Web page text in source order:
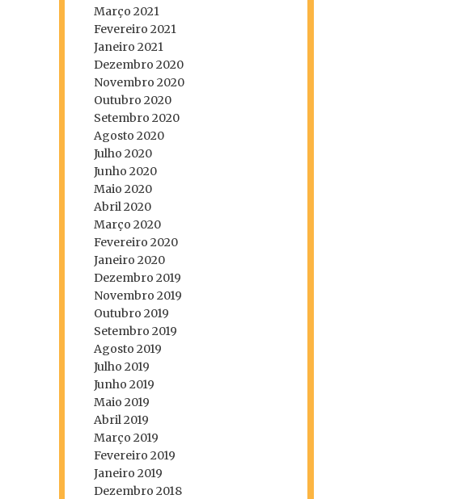
Março 2021
Fevereiro 2021
Janeiro 2021
Dezembro 2020
Novembro 2020
Outubro 2020
Setembro 2020
Agosto 2020
Julho 2020
Junho 2020
Maio 2020
Abril 2020
Março 2020
Fevereiro 2020
Janeiro 2020
Dezembro 2019
Novembro 2019
Outubro 2019
Setembro 2019
Agosto 2019
Julho 2019
Junho 2019
Maio 2019
Abril 2019
Março 2019
Fevereiro 2019
Janeiro 2019
Dezembro 2018